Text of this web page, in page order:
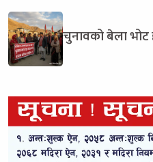
चुनावको बेला भोट